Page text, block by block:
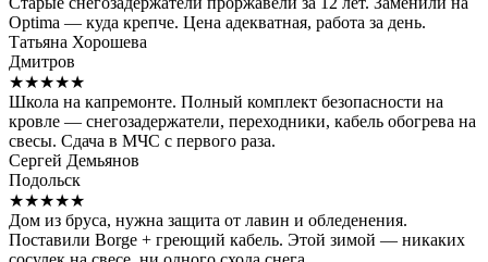
Optima — куда крепче. Цена адекватная, работа за день.
Татьяна Хорошева
Дмитров
★★★★★
Школа на капремонте. Полный комплект безопасности на
кровле — снегозадержатели, переходники, кабель обогрева на
свесы. Сдача в МЧС с первого раза.
Сергей Демьянов
Подольск
★★★★★
Дом из бруса, нужна защита от лавин и обледенения.
Поставили Borge + греющий кабель. Этой зимой — никаких